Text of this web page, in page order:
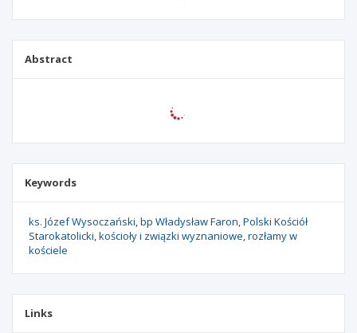
Abstract
Keywords
ks. Józef Wysoczański bp Władysław Faron Polski Kościół
Starokatolicki kościoły i związki wyznaniowe rozłamy w
kościele
Links